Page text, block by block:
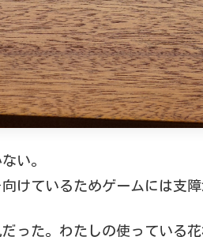
い。
けているためゲームには支障
った。わたしの使っている